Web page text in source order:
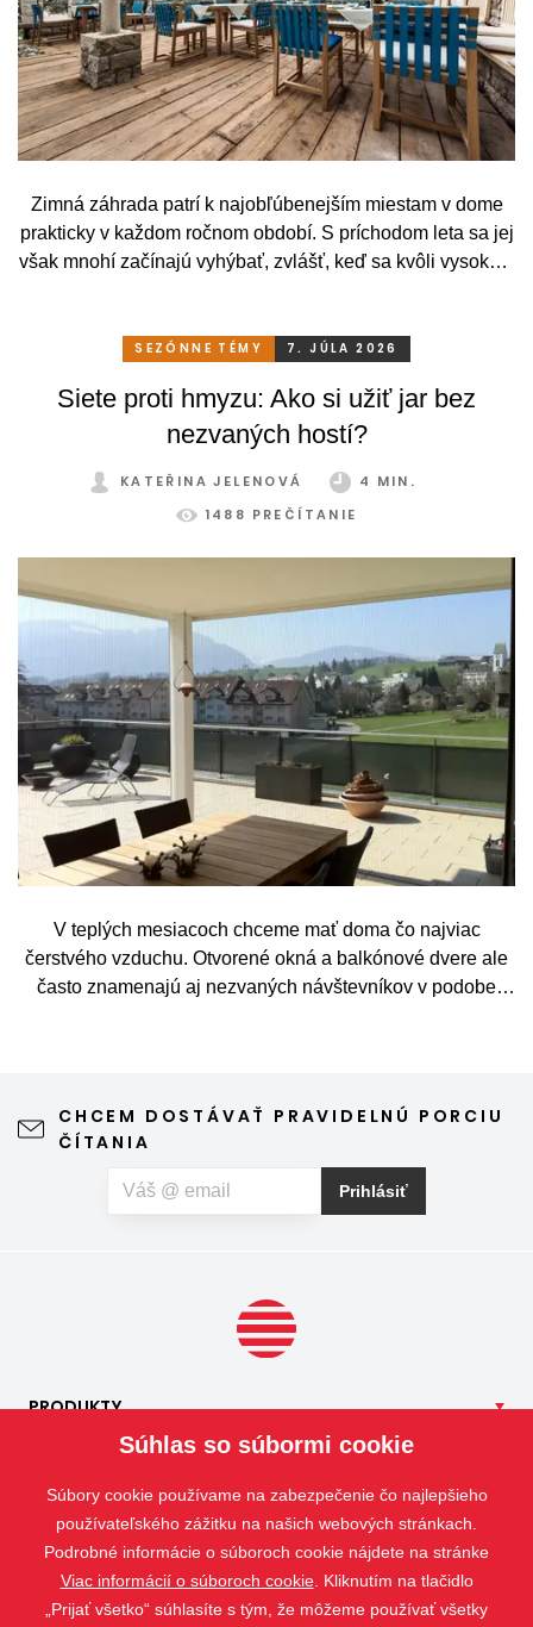
Zimná záhrada patrí k najobľúbenejším miestam v dome
prakticky v každom ročnom období. S príchodom leta sa jej
však mnohí začínajú vyhýbať, zvlášť, keď sa kvôli vysokým
stačí relatívne málo. So správnym, praktickým a šikovným
pohodlne a bez obmedzení po celý rok.
SEZÓNNE TÉMY 7. JÚLA 2026
Siete proti hmyzu: Ako si užiť jar bez
nezvaných hostí?
KATEŘINA JELENOVÁ
4 MIN.
1488 PREČÍTANIE
V teplých mesiacoch chceme mať doma čo najviac
čerstvého vzduchu. Otvorené okná a balkónové dvere ale
často znamenajú aj nezvaných návštevníkov v podobe
leto naplno. Kvalitná sieťka na hmyz zároveň nijako neruší
výhľad z okna ani vzhľad domu, vyžaduje len minimálnu
vás okrem hmyzu trápia aj peľové alergie, môžete zvoliť
špeciálnu sieť proti peľu, ktorá pomáha obmedziť
CHCEM DOSTÁVAŤ PRAVIDELNÚ PORCIU
ČÍTANIA
Prihlásiť
PRODUKTY
SLUŽBY
APLIKÁCIE
ISOTRA
KONTAKT
Súhlas so súbormi cookie
Súbory cookie používame na zabezpečenie čo najlepšieho
používateľského zážitku na našich webových stránkach.
Podrobné informácie o súboroch cookie nájdete na stránke
Viac informácií o súboroch cookie. Kliknutím na tlačidlo
„Prijať všetko“ súhlasíte s tým, že môžeme používať všetky